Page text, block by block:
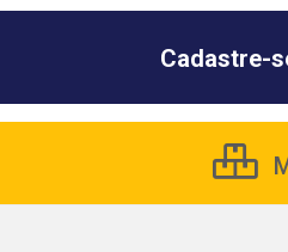
Cadastre-